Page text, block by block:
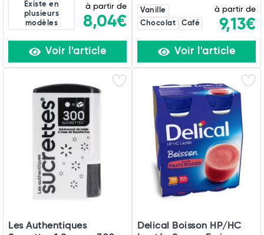
Existe en
plusieurs
modèles
à partir de
8,04€
Voir l'article
Vanille
Chocolat
Café
à partir de
9,13€
Voir l'article
Les Authentiques
Delical Boisson HP/HC